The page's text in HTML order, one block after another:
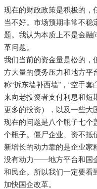
现在的财政政策是积极的，
当不好。市场预期非常不稳
题。我认为本质上不是金融
革问题。
我们当前的资金量是松的，
方大量的债务压力和地方平
称“拆东墙补西墙”，“空手
来向老投资者支付利息和短
更多的投资），以及一些大
现在的问题是八个瓶子七个
个瓶子。僵尸企业、资不抵
新增长的动力靠的是企业家
没有动力——地方平台和国
和民企。所以我们一定要看
加快国企改革。